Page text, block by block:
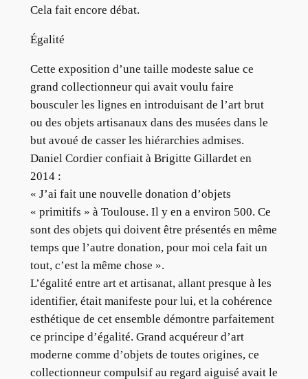
Cela fait encore débat.
Égalité
Cette exposition d’une taille modeste salue ce
grand collectionneur qui avait voulu faire
bousculer les lignes en introduisant de l’art brut
ou des objets artisanaux dans des musées dans le
but avoué de casser les hiérarchies admises.
Daniel Cordier confiait à Brigitte Gillardet en
2014 :
« J’ai fait une nouvelle donation d’objets
« primitifs » à Toulouse. Il y en a environ 500. Ce
sont des objets qui doivent être présentés en même
temps que l’autre donation, pour moi cela fait un
tout, c’est la même chose ».
L’égalité entre art et artisanat, allant presque à les
identifier, était manifeste pour lui, et la cohérence
esthétique de cet ensemble démontre parfaitement
ce principe d’égalité. Grand acquéreur d’art
moderne comme d’objets de toutes origines, ce
collectionneur compulsif au regard aiguisé avait le